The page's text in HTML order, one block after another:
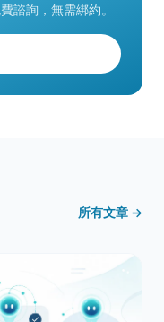
諮詢，無需綁約。
所有文章 →